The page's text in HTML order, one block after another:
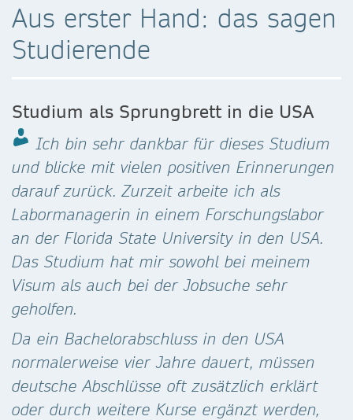
Aus erster Hand: das sagen
Studierende
Studium als Sprungbrett in die USA
Ich bin sehr dankbar für dieses Studium
und blicke mit vielen positiven Erinnerungen
darauf zurück. Zurzeit arbeite ich als
Labormanagerin in einem Forschungslabor
an der Florida State University in den USA.
Das Studium hat mir sowohl bei meinem
Visum als auch bei der Jobsuche sehr
geholfen.
Da ein Bachelorabschluss in den USA
normalerweise vier Jahre dauert, müssen
deutsche Abschlüsse oft zusätzlich erklärt
oder durch weitere Kurse ergänzt werden,